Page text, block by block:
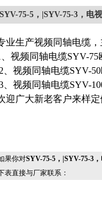
SYV-75-5，|SYV-75-3，电
业生产视频同轴电缆，
视频同轴电缆SYV-75
、视频同轴电缆SYV-50
、视频同轴电缆SYV-
迎广大新老客户来样
你对SYV-75-5，|SYV-75-3
表直接与厂家联系：